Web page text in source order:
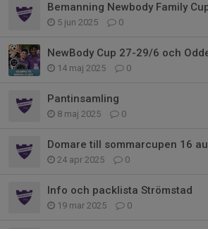
Bemanning Newbody Family
5 jun 2025 0
NewBody Cup 27-29/6 och
14 maj 2025 0
Pantinsamling
8 maj 2025 0
Domare till sommarcupen 16
24 apr 2025 0
Info och packlista Strömstad
19 mar 2025 0